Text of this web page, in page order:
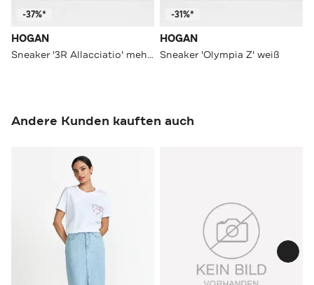
-37%*
HOGAN
Sneaker '3R Allacciatio' mehrfarbig
-31%*
HOGAN
Sneaker 'Olympia Z' weiß
Andere Kunden kauften auch